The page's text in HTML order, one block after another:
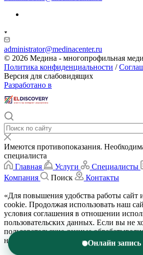
administrator@medinacenter.ru
© 2026 Медина - многопрофильная
Политика конфиденциальности /
Версия для слабовидящих
Разработано в
Имеются противопоказания.
специалиста
Главная
Услуги Специалисты
Компания
Поиск Контакты
Онлайн запись
«Для повышения удобства работы сайт
cookie. Продолжая использовать наш
условия соглашения в отношении
пользовательских данных. Если вы не
пользовательские данные
настройках браузера.» Подробнее